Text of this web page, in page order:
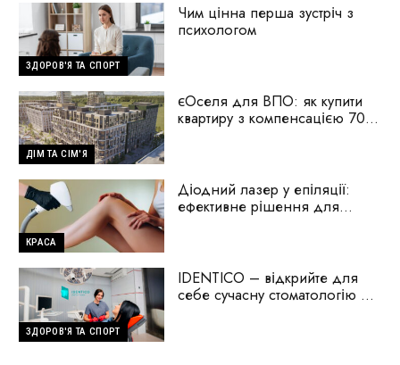
ЗДОРОВ'Я ТА СПОРТ
Чим цінна перша зустріч з
психологом
ДІМ ТА СІМ'Я
єОселя для ВПО: як купити
квартиру з компенсацією 70%
КРАСА
Діодний лазер у епіляції:
ефективне рішення для
ЗДОРОВ'Я ТА СПОРТ
IDENTICO – відкрийте для
себе сучасну стоматологію на